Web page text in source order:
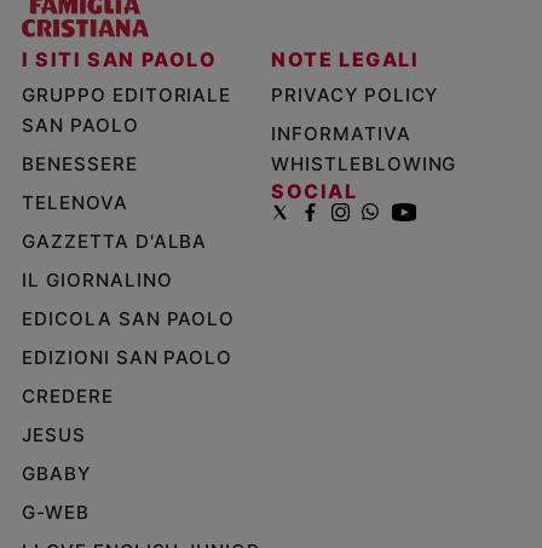
I SITI SAN PAOLO
GRUPPO EDITORIALE
SAN PAOLO
BENESSERE
TELENOVA
GAZZETTA D'ALBA
IL GIORNALINO
EDICOLA SAN PAOLO
EDIZIONI SAN PAOLO
CREDERE
JESUS
GBABY
G-WEB
NOTE LEGALI
PRIVACY POLICY
INFORMATIVA
WHISTLEBLOWING
SOCIAL